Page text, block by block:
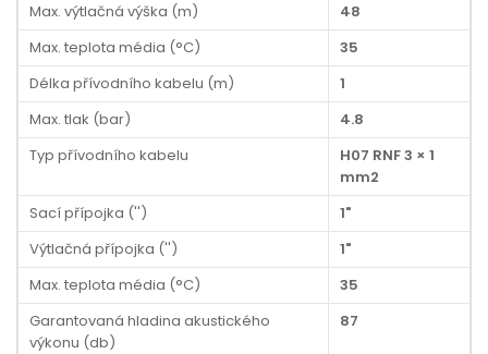
Max. výtlačná výška (m)
48
Max. teplota média (°C)
35
Délka přívodního kabelu (m)
1
Max. tlak (bar)
4.8
Typ přívodního kabelu
H07 RNF 3 × 1
mm2
Sací přípojka ('')
1"
Výtlačná přípojka ('')
1"
Max. teplota média (°C)
35
Garantovaná hladina akustického
výkonu (db)
87